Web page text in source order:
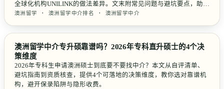
全球化机构UNILINK的做法差异。文末附常见问题与避坑要点，助你
选对中介不踩雷。
澳洲留学 · 澳洲留学中介排名 · 澳洲留学中介
澳洲留学中介专升硕靠谱吗？2026年专科直升硕士的4个决
策维度
2026年专科生申请澳洲硕士到底要不要找中介？本文从自评清单、
避坑指南到资质核查，提供4个可落地的决策维度，教你选对靠谱机
构，避开保录陷阱与隐形收费。